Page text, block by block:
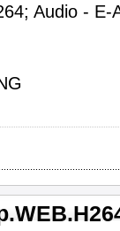
Audio - E-